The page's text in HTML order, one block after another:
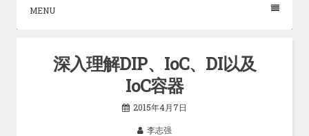
MENU
深入理解DIP、IoC、DI以及
IoC容器
2015年4月7日
李志强